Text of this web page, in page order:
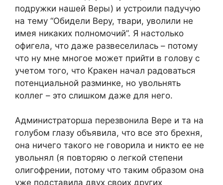
подружки нашей Веры) и устроили падучую
на тему “Обидели Веру, твари, уволили не
имея никаких полномочий”. Я настолько
офигела, что даже развеселилась – потому
что ну мне многое может прийти в голову с
учетом того, что Кракен начал радоваться
потенциальной разминке, но увольнять
коллег – это слишком даже для него.
Администраторша перезвонила Вере и та на
голубом глазу объявила, что все это брехня,
она ничего такого не говорила и никто ее не
увольнял (я повторяю о легкой степени
олигофрении, потому что таким образом она
уже подставила двух своих других